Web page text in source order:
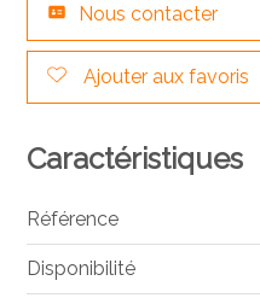
Nous contacter
Ajouter aux favoris
Caractéristiques
Référence
Disponibilité